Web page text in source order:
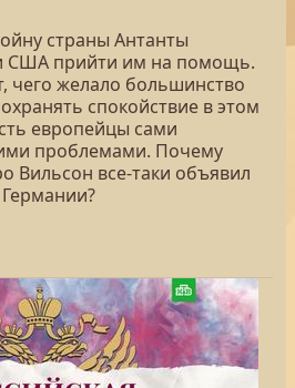
страны Антанты
США прийти им на помощь.
чего желало большинство
спокойствие в этом
европейцы сами
проблемами. Почему
Вильсон все-таки объявил